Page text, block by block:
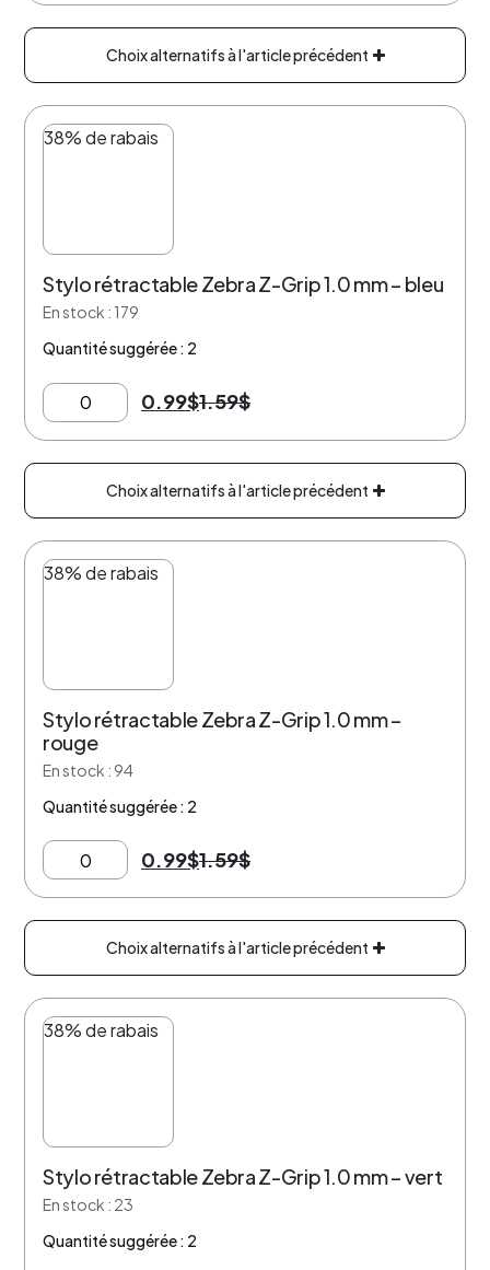
Choix alternatifs à l'article précédent
38% de rabais
Stylo rétractable Zebra Z-Grip 1.0 mm – bleu
En stock : 179
Quantité suggérée : 2
0.99$1.59$
Choix alternatifs à l'article précédent
38% de rabais
Stylo rétractable Zebra Z-Grip 1.0 mm –
rouge
En stock : 94
Quantité suggérée : 2
0.99$1.59$
Choix alternatifs à l'article précédent
38% de rabais
Stylo rétractable Zebra Z-Grip 1.0 mm – vert
En stock : 23
Quantité suggérée : 2